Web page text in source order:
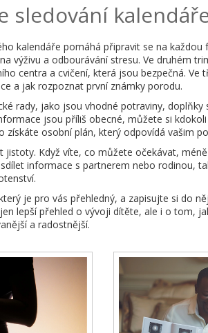
sledování
kalendáře pomáhá připravit se na každou
výživu a odbourávání stresu. Ve druhém
centra a cvičení, která jsou bezpečná.
a jak rozpoznat první známky porodu.
rady, jako jsou vhodné potraviny, doplňky
jsou příliš obecné, můžete si
získáte osobní plán, který odpovídá vašim
jistoty. Když víte, co můžete očekávat,
informace s partnerem nebo rodinou,
je pro vás přehledný, a zapisujte si do
lepší přehled o vývoji dítěte, ale i o tom,
a radostnější.